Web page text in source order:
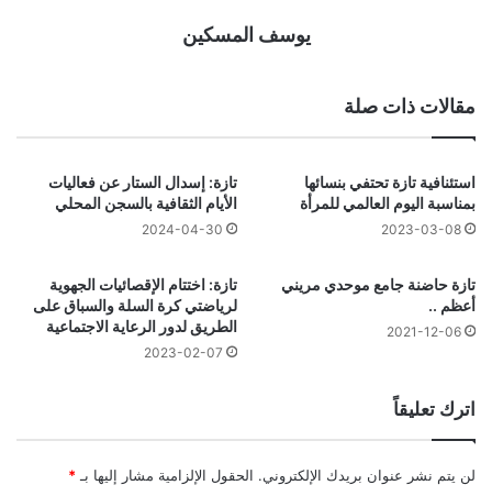
يوسف المسكين
مقالات ذات صلة
استئنافية تازة تحتفي بنسائها
بمناسبة اليوم العالمي للمرأة
2023-03-08
تازة: إسدال الستار عن فعاليات
الأيام الثقافية بالسجن المحلي
2024-04-30
تازة حاضنة جامع موحدي مريني
أعظم ..
2021-12-06
تازة: اختتام الإقصائيات الجهوية
لرياضتي كرة السلة والسباق على
الطريق لدور الرعاية الاجتماعية
2023-02-07
اترك تعليقاً
لن يتم نشر عنوان بريدك الإلكتروني. الحقول الإلزامية مشار إليها بـ *